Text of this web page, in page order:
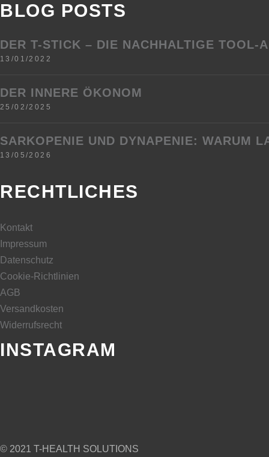
BLOG POSTS
DER T-STICK – DIE NACHHALTIGE TOOL-
13/01/2022
DER INNERE ÖKONOM
25/02/2025
SARKOPENIE UND DYNAPENIE: WARUM
13/05/2026
RECHTLICHES
Kontakt
Impressum
Datenschutz
Cookie-Richtlinien
AGB
Versandkosten
Widerrufsrecht
INSTAGRAM
© 2021 T-HEALTH SOLUTIONS